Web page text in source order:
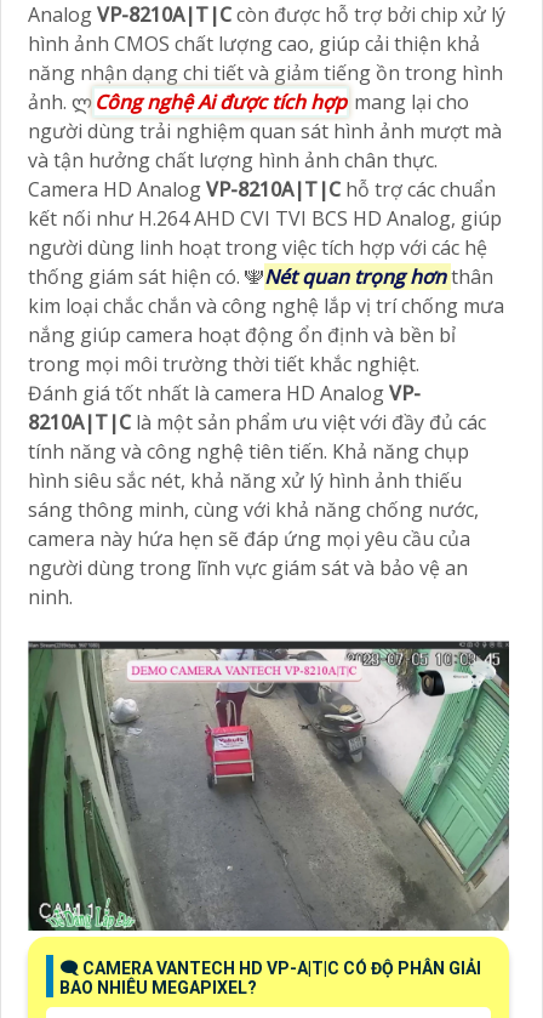
AnalogVP-8210A|T|Ccòn được hỗ trợ bởi chip xử lý
hình ảnh CMOS chất lượng cao, giúp cải thiện khả
năng nhận dạng chi tiết và giảm tiếng ồn trong hình
ảnh. ლ Công nghệ Ai được tích hợp mang lại cho
người dùng trải nghiệm quan sát hình ảnh mượt mà
và tận hưởng chất lượng hình ảnh chân thực.
Camera HD AnalogVP-8210A|T|C hỗ trợ các chuẩn
kết nối như H.264 AHD CVI TVI BCS HD Analog, giúp
người dùng linh hoạt trong việc tích hợp với các hệ
thống giám sát hiện có. ️🕎Nét quan trọng hơnthân
kim loại chắc chắn và công nghệ lắp vị trí chống mưa
nắng giúp camera hoạt động ổn định và bền bỉ
trong mọi môi trường thời tiết khắc nghiệt.
Đánh giá tốt nhất là camera HD AnalogVP-
8210A|T|C là một sản phẩm ưu việt với đầy đủ các
tính năng và công nghệ tiên tiến. Khả năng chụp
hình siêu sắc nét, khả năng xử lý hình ảnh thiếu
sáng thông minh, cùng với khả năng chống nước,
camera này hứa hẹn sẽ đáp ứng mọi yêu cầu của
người dùng trong lĩnh vực giám sát và bảo vệ an
ninh.
🗨️ CAMERA VANTECH HD VP-A|T|C CÓ ĐỘ PHÂN GIẢI
BAO NHIÊU MEGAPIXEL?